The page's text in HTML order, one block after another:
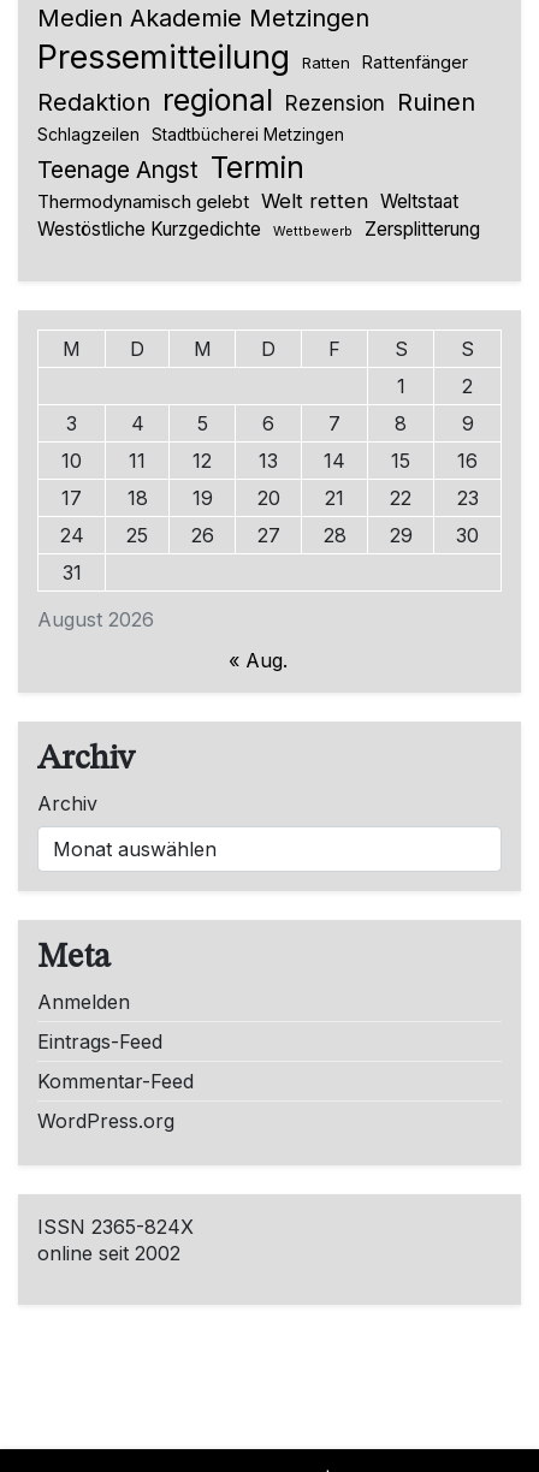
Medien Akademie Metzingen
Pressemitteilung Ratten Rattenfänger
Redaktion regional Rezension Ruinen
Schlagzeilen Stadtbücherei Metzingen
Teenage Angst Termin
Thermodynamisch gelebt Welt retten Weltstaat
Westöstliche Kurzgedichte
Wettbewerb Zersplitterung
August 2026
M D M D F S
S
1
2
3
4 5 6 7 8
9
10
11 12 13 14 15
16
17
18 19 20 21 22
23
24
25 26 27 28 29
30
31
« Aug.
Archiv
Archiv
Meta
Anmelden
Eintrags-Feed
Kommentar-Feed
WordPress.org
ISSN 2365-824X
online seit 2002